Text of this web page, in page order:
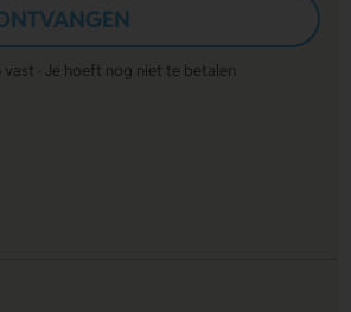
vast · Je hoeft nog niet te betalen